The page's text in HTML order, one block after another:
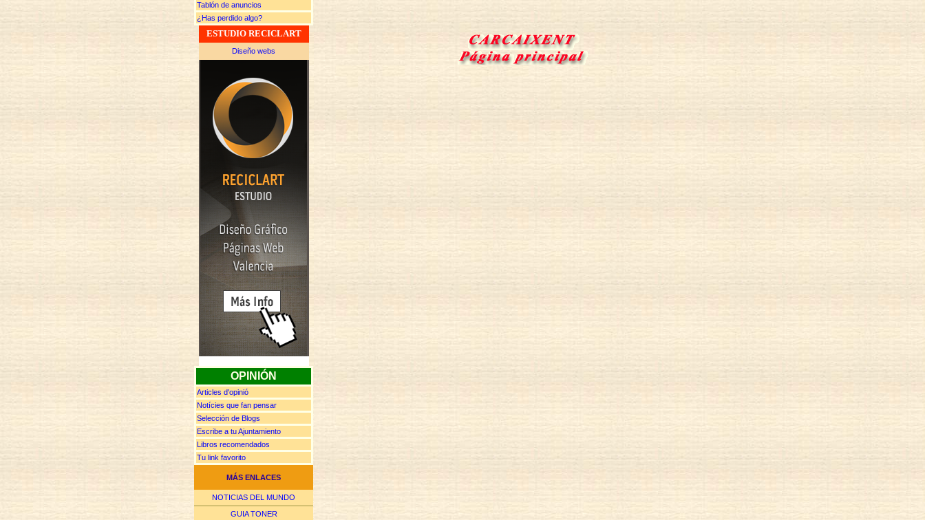
Tablón de anuncios
¿Has perdido algo?
ESTUDIO RECICLART
Diseño webs
OPINIÓN
Articles d'opinió
Notícies que fan pensar
Selección de Blogs
Escribe a tu Ajuntamiento
Libros recomendados
Tu link favorito
MÁS ENLACES
NOTICIAS DEL MUNDO
GUIA TONER